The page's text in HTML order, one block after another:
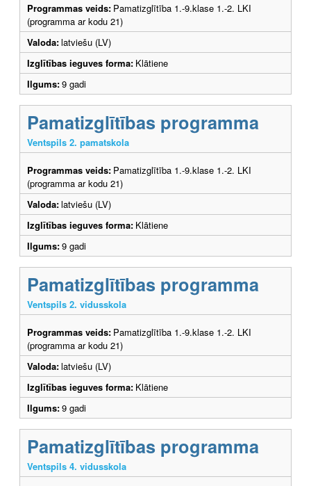
Programmas veids: Pamatizglītība 1.-9.klase 1.-2. LKI
(programma ar kodu 21)
Valoda:latviešu (LV)
Izglītības ieguves forma: Klātiene
Ilgums:9 gadi
Pamatizglītības programma
Ventspils 2. pamatskola
Programmas veids: Pamatizglītība 1.-9.klase 1.-2. LKI
(programma ar kodu 21)
Valoda:latviešu (LV)
Izglītības ieguves forma: Klātiene
Ilgums:9 gadi
Pamatizglītības programma
Ventspils 2. vidusskola
Programmas veids: Pamatizglītība 1.-9.klase 1.-2. LKI
(programma ar kodu 21)
Valoda:latviešu (LV)
Izglītības ieguves forma: Klātiene
Ilgums:9 gadi
Pamatizglītības programma
Ventspils 4. vidusskola